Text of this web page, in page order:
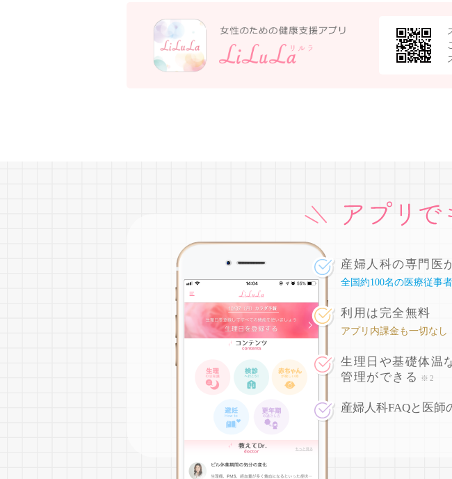
産婦人科の専門医
全国約100名の医療従事
利用は完全無料
アプリ内課金も一切なし
生理日や基礎体温
管理ができる
※2
産婦人科FAQと医師